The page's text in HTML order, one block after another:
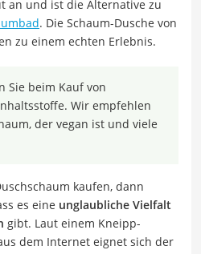
an und ist die Alternative zu
. Die Schaum-Dusche von
zu einem echten Erlebnis.
Sie beim Kauf von
Wir empfehlen
der vegan ist und viele
kaufen, dann
es eine unglaubliche Vielfalt
gibt. Laut einem Kneipp-
dem Internet eignet sich der